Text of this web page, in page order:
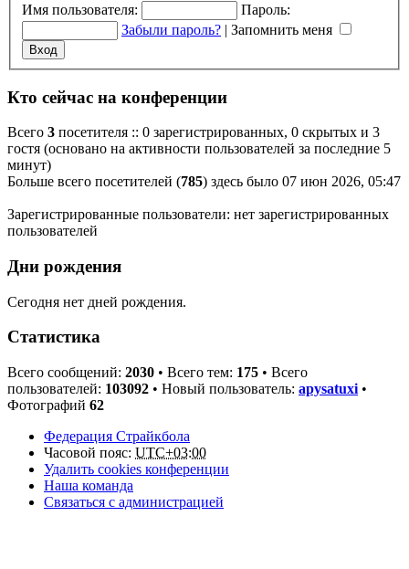
Имя пользователя:
Пароль:
Забыли пароль? | Запомнить меня
Кто сейчас на конференции
Всего 3 посетителя :: 0 зарегистрированных, 0 скрытых и 3
гостя (основано на активности пользователей за последние 5
минут)
Больше всего посетителей (785) здесь было 07 июн 2026, 05:47
Зарегистрированные пользователи: нет зарегистрированных
пользователей
Дни рождения
Сегодня нет дней рождения.
Статистика
Всего сообщений: 2030 • Всего тем: 175 • Всего
пользователей: 103092 • Новый пользователь: apysatuxi •
Фотографий 62
Федерация Страйкбола
Часовой пояс: UTC+03:00
Удалить cookies конференции
Наша команда
Связаться с администрацией